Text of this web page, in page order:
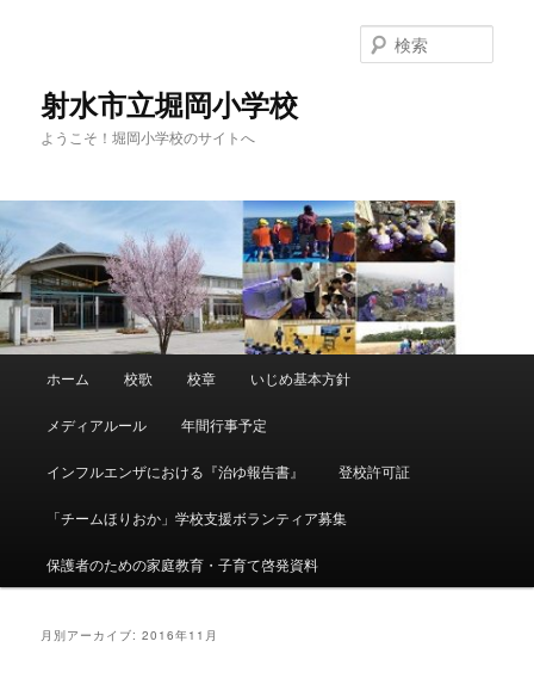
へ
移
動
移
動
射水市立堀岡小学校
ようこそ！堀岡小学校のサイトへ
索
ホーム 校歌 校章 いじめ基本方針
メディアルール 年間行事予定
インフルエンザにおける『治ゆ報告書』 登校許可証
「チームほりおか」学校支援ボランティア募集
保護者のための家庭教育・子育て啓発資料
月別アーカイブ:2016年11月